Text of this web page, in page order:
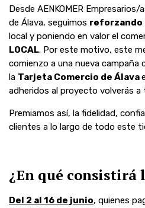
Desde AENKOMER
de Álava, seguimos reforzando
local y poniendo en valor el
LOCAL. Por este motivo, este
comienzo a una nueva campaña
la Tarjeta Comercio de Álava
adheridos al proyecto volverás a
Premiamos así, la fidelidad,
clientes a lo largo de todo este
¿En qué consistirá
Del 2 al 16 de junio, quienes